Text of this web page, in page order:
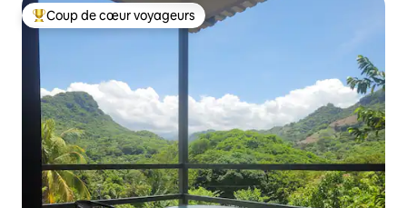
Coup de cœur voyageurs parmi les plus aimés
Coup de cœur voyageurs